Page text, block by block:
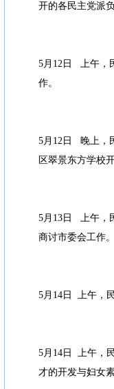
开的各民主党派
5月12日 上午，
作。
5月12日 晚上，
区翠景东方学校
5月13日 上午，
商讨市委会工作。
5月14日 上午，
5月14日 上午，
才的开发与妇女